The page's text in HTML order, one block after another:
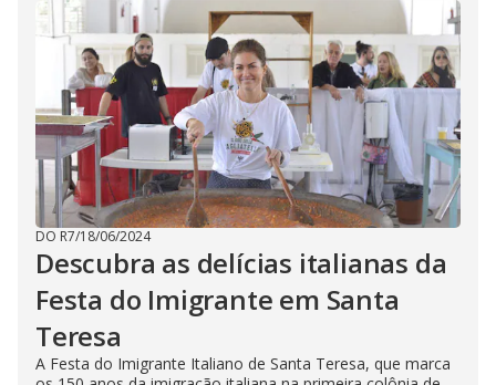
DO R7/18/06/2024
Descubra as delícias italianas da
Festa do Imigrante em Santa
Teresa
A Festa do Imigrante Italiano de Santa Teresa, que marca